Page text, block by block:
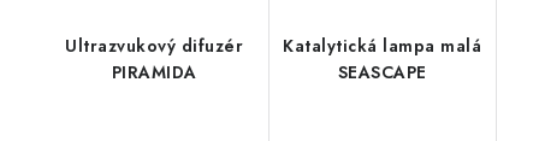
Ultrazvukový difuzér
PIRAMIDA
Katalytická lampa malá
SEASCAPE